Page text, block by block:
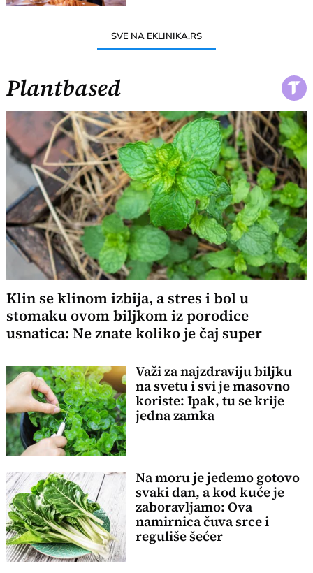
SVE NA EKLINIKA.RS
Plantbased
Klin se klinom izbija, a stres i bol u
stomaku ovom biljkom iz porodice
usnatica: Ne znate koliko je čaj super
Važi za najzdraviju biljku
na svetu i svi je masovno
koriste: Ipak, tu se krije
jedna zamka
Na moru je jedemo gotovo
svaki dan, a kod kuće je
zaboravljamo: Ova
namirnica čuva srce i
reguliše šećer